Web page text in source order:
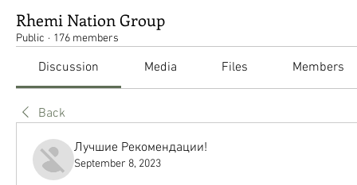
Rhemi Nation Group
Public · 176 members
Discussion Media Files Members
Back
Лучшие Рекомендации!
September 8, 2023